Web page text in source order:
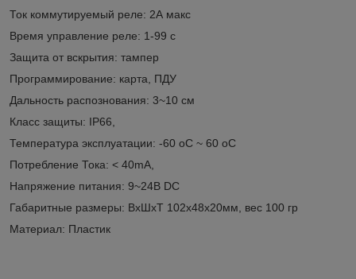
Ток коммутируемый реле: 2А макс
Время управление реле: 1-99 с
Защита от вскрытия: тампер
Программирование: карта, ПДУ
Дальность распознования: 3~10 см
Класс защиты: IP66,
Температура эксплуатации: -60 oC ~ 60 oC
Потребление Тока: < 40mA,
Напряжение питания: 9~24В DC
Габаритные размеры: ВхШхТ 102х48х20мм, вес 100 гр
Материал: Пластик